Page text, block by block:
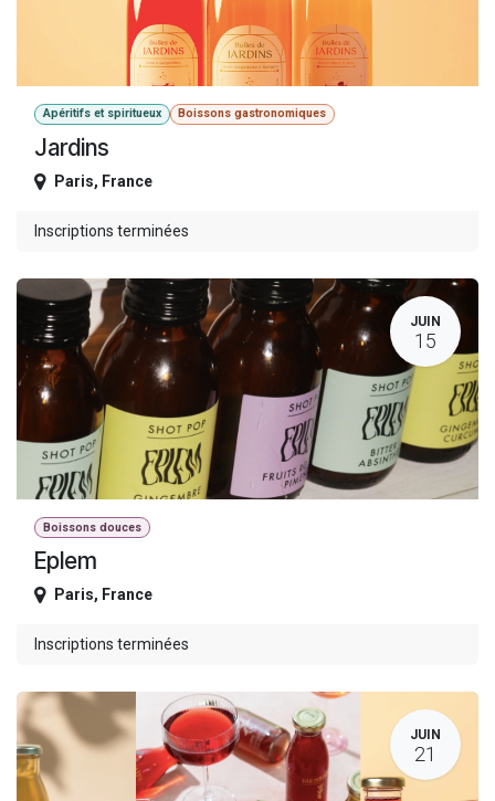
Apéritifs et spiritueux Boissons gastronomiques
Jardins
Paris, France
Inscriptions terminées
JUIN
15
Boissons douces
Eplem
Paris, France
Inscriptions terminées
JUIN
21